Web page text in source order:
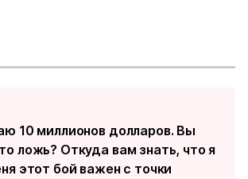
10 миллионов долларов. Вы
ложь? Откуда вам знать, что я
этот бой важен с точки